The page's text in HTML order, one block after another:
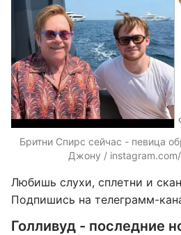
Бритни Спирс сейчас - певица
Джону /
Любишь слухи, сплетни и
Подпишись на телеграмм-
Голливуд - последние